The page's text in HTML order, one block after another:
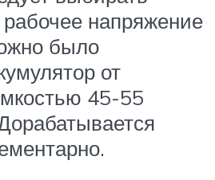
рабочее напряжение
было
от
45-55